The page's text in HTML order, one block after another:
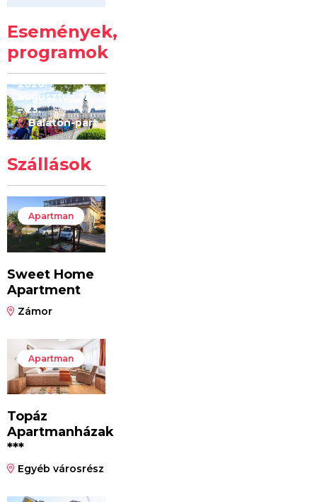
Események,
programok
Kilóméterek
2026
2026.
augusztus 22
– 23.
Balaton-part
Szállások
Apartman
Sweet Home
Apartment
Zámor
Apartman
Topáz
Apartmanházak
***
Egyéb városrész